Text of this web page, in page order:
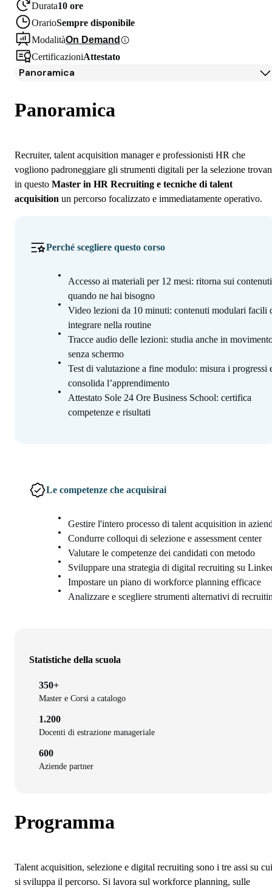
Durata10 ore
OrarioSempre disponibile
ModalitàOn Demand
CertificazioniAttestato
Panoramica
Programma
Iscrizione
Panoramica
Recruiter, talent acquisition manager e professionisti HR che
vogliono padroneggiare gli strumenti digitali per la selezione
in questo Master in HR Recruiting e tecniche di talent
acquisition un percorso focalizzato e immediatamente operativo.
Perché scegliere questo corso
Accesso ai materiali per 12 mesi: ritorna sui contenuti
quando ne hai bisogno
Video lezioni da 10 minuti: contenuti modulari facili
integrare nella routine
Tracce audio delle lezioni: studia anche in
senza schermo
Test di valutazione a fine modulo: misura i progressi
consolida l’apprendimento
Attestato Sole 24 Ore Business School: certifica
competenze e risultati
Le competenze che acquisirai
Gestire l'intero processo di talent acquisition in
Condurre colloqui di selezione e assessment center
Valutare le competenze dei candidati con metodo
Sviluppare una strategia di digital recruiting su
Impostare un piano di workforce planning efficace
Analizzare e scegliere strumenti alternativi di
Statistiche della scuola
350+
Master e Corsi a catalogo
1.200
Docenti di estrazione manageriale
600
Aziende partner
Programma
Talent acquisition, selezione e digital recruiting sono i tre assi su cui
si sviluppa il percorso. Si lavora sul workforce planning, sulle